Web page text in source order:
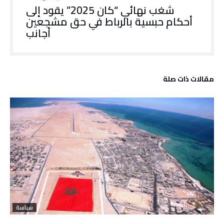
شغب نهائي “كان 2025” يقود إلى
أحكام حبسية بالرباط في حق مشجعين
أجانب
‫مقالات ذات صلة‬
سياسة